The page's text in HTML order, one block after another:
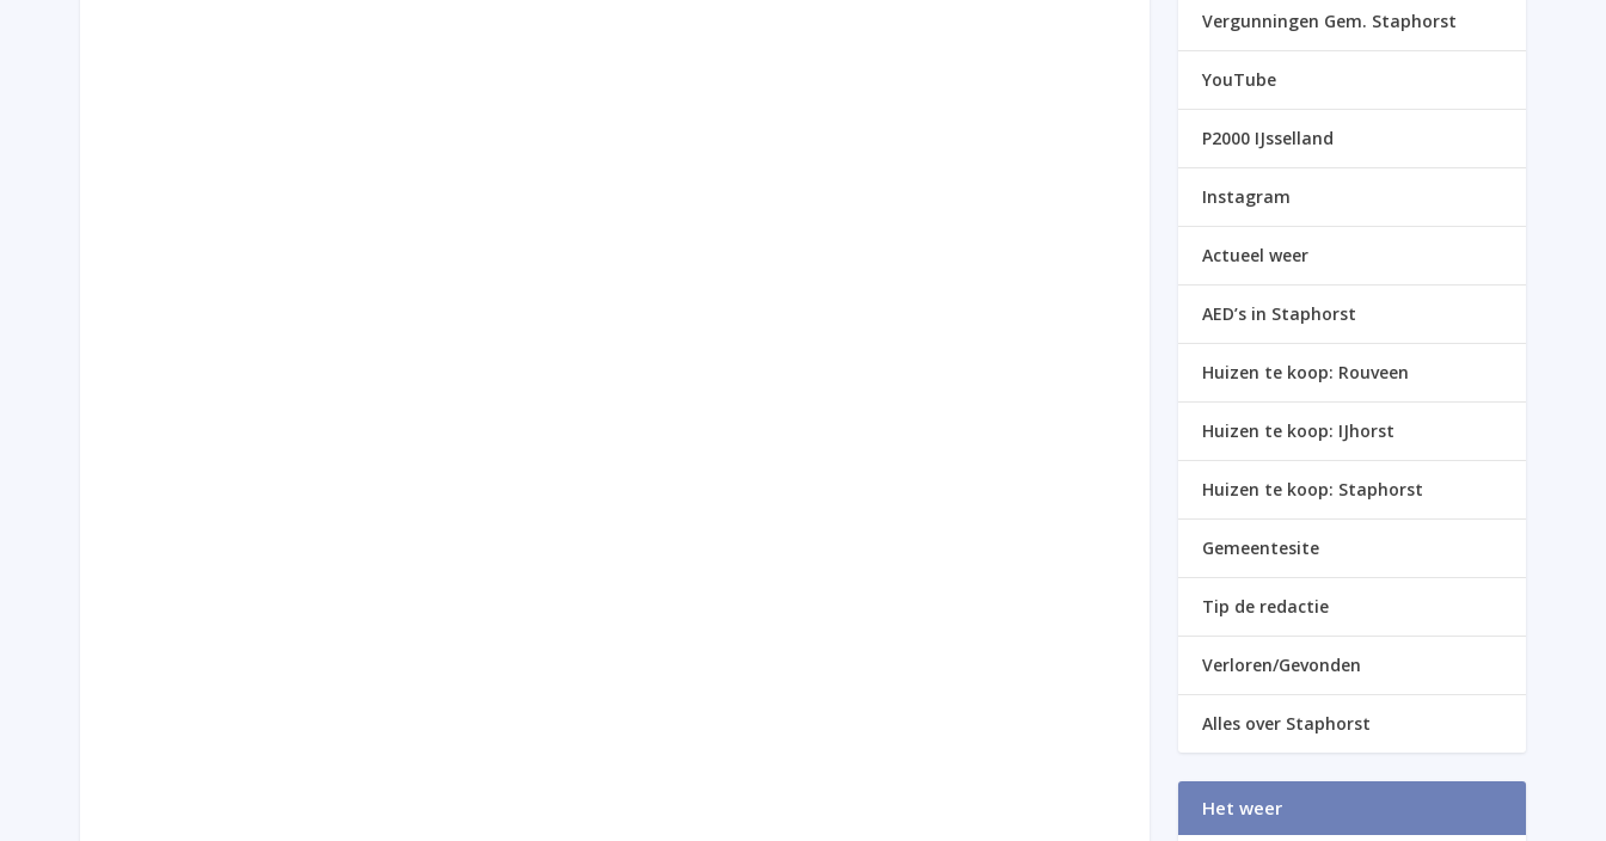
Vergunningen Gem. Staphorst
YouTube
P2000 IJsselland
Instagram
Actueel weer
AED’s in Staphorst
Huizen te koop: Rouveen
Huizen te koop: IJhorst
Huizen te koop: Staphorst
Gemeentesite
Tip de redactie
Verloren/Gevonden
Alles over Staphorst
Het weer